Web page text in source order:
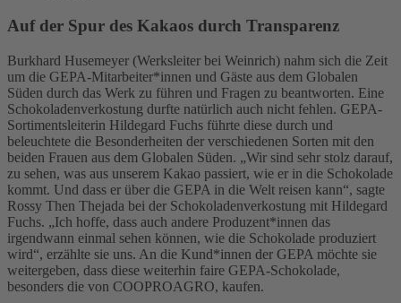
Auf der Spur des Kakaos durch Transparenz
Burkhard Husemeyer (Werksleiter bei Weinrich) nahm sich die Zeit
um die GEPA-Mitarbeiter*innen und Gäste aus dem Globalen
Süden durch das Werk zu führen und Fragen zu beantworten. Eine
Schokoladenverkostung durfte natürlich auch nicht fehlen. GEPA-
Sortimentsleiterin Hildegard Fuchs führte diese durch und
beleuchtete die Besonderheiten der verschiedenen Sorten mit den
beiden Frauen aus dem Globalen Süden. „Wir sind sehr stolz darauf,
zu sehen, was aus unserem Kakao passiert, wie er in die Schokolade
kommt. Und dass er über die GEPA in die Welt reisen kann“, sagte
Rossy Then Thejada bei der Schokoladenverkostung mit Hildegard
Fuchs. „Ich hoffe, dass auch andere Produzent*innen das
irgendwann einmal sehen können, wie die Schokolade produziert
wird“, erzählte sie uns. An die Kund*innen der GEPA möchte sie
weitergeben, dass diese weiterhin faire GEPA-Schokolade,
besonders die von COOPROAGRO, kaufen.